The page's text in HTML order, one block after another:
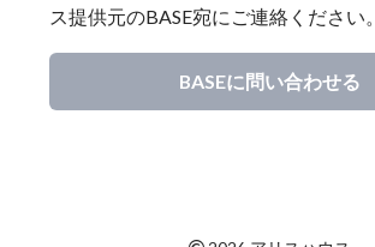
ス提供元のBASE宛にご連絡ください。
BASEに問い合わせる